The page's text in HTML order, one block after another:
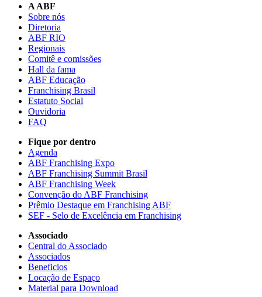
A ABF
Sobre nós
Diretoria
ABF RIO
Regionais
Comitê e comissões
Hall da fama
ABF Educação
Franchising Brasil
Estatuto Social
Ouvidoria
FAQ
Fique por dentro
Agenda
ABF Franchising Expo
ABF Franchising Summit Brasil
ABF Franchising Week
Convenção do ABF Franchising
Prêmio Destaque em Franchising ABF
SEF - Selo de Excelência em Franchising
Associado
Central do Associado
Associados
Beneficios
Locação de Espaço
Material para Download